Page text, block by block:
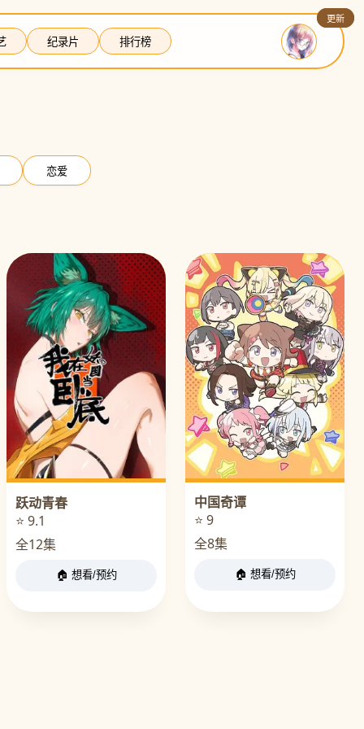
纪录片 排行榜
恋爱
更新
更新
跃动青春
⭐ 9.1
全12集
🏠 想看/预约
中国奇谭
⭐ 9
全8集
🏠 想看/预约